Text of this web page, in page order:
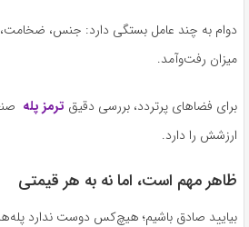
دوام به چند عامل بستگی دارد: جنس،
میزان رفت‌وآمد.
برای فضاهای پرتردد، بررسی دقیق ترمز پله
ارزشش را دارد.
ظاهر مهم است، اما نه به هر قیمتی
بیایید صادق باشیم؛ هیچ‌کس دوست ندارد